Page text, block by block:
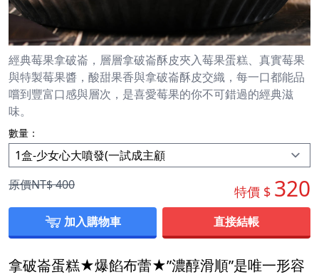
經典莓果拿破崙，層層拿破崙酥皮夾入莓果蛋糕、真實莓果
與特製莓果醬，酸甜果香與拿破崙酥皮交織，每一口都能品
嚐到豐富口感與層次，是喜愛莓果的你不可錯過的經典滋
味。
數量：
原價NT$400 特價 $ 320
加入購物車 直接結帳
拿破崙蛋糕★爆餡布蕾★”濃醇滑順”是唯一形容